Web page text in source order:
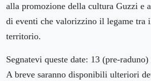
alla promozione della cultura Guzzi e
di eventi che valorizzino il legame tra
territorio.
Segnatevi queste date: 13 (pre-
A breve saranno disponibili ulteriori